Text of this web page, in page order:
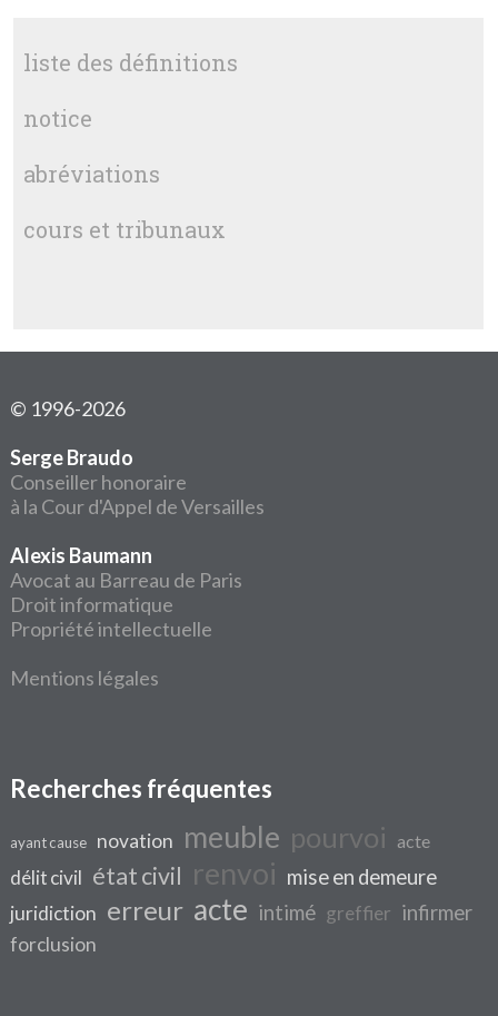
liste des définitions
notice
abréviations
cours et tribunaux
© 1996-2026
Serge Braudo
Conseiller honoraire
à la Cour d'Appel de Versailles
Alexis Baumann
Avocat au Barreau de Paris
Droit informatique
Propriété intellectuelle
Mentions légales
Recherches fréquentes
ayant cause novation meuble pourvoi acte
délit civil état civil renvoi mise en demeure
juridiction erreur acte intimé greffier infirmer
forclusion